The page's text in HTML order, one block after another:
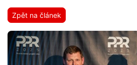
Zpět na článek